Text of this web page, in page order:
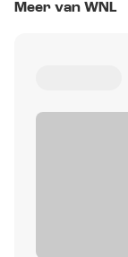
Meer van WNL